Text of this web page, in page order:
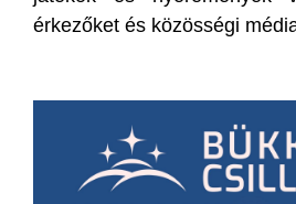
érkezőket és közösségi